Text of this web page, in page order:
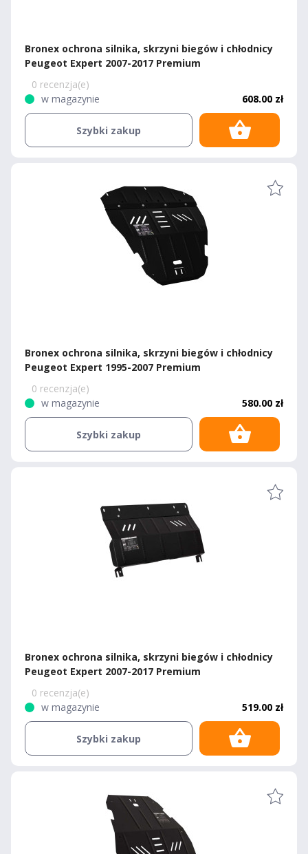
Bronex ochrona silnika, skrzyni biegów i chłodnicy
Peugeot Expert 2007-2017 Premium
0 recenzja(e)
w magazynie
608.00 zł
Szybki zakup
Bronex ochrona silnika, skrzyni biegów i chłodnicy
Peugeot Expert 1995-2007 Premium
0 recenzja(e)
w magazynie
580.00 zł
Szybki zakup
Bronex ochrona silnika, skrzyni biegów i chłodnicy
Peugeot Expert 2007-2017 Premium
0 recenzja(e)
w magazynie
519.00 zł
Szybki zakup